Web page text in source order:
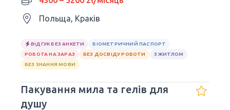
Польща, Краків
ВІДГУК БЕЗ АНКЕТИ
БІОМЕТРИЧНИЙ ПАСПОРТ
РОБОТА НА ЗАРАЗ
БЕЗ ДОСВІДУ РОБОТИ
З ЖИТЛОМ
БЕЗ ЗНАННЯ МОВИ
Пакування мила та гелів для
душу